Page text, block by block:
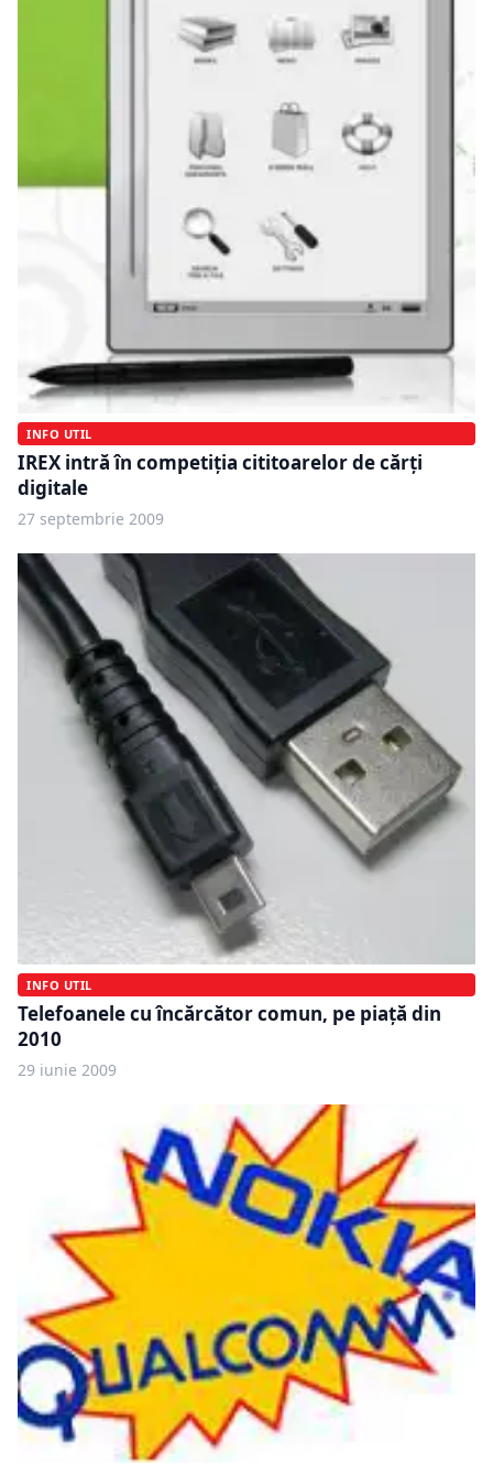
INFO UTIL
IREX intră în competiţia cititoarelor de cărţi
digitale
27 septembrie 2009
INFO UTIL
Telefoanele cu încărcător comun, pe piaţă din
2010
29 iunie 2009